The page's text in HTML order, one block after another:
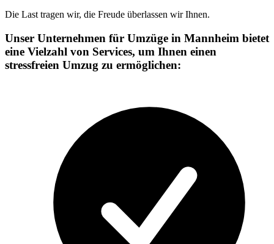
Die Last tragen wir, die Freude überlassen wir Ihnen.
Unser Unternehmen für Umzüge in Mannheim bietet
eine Vielzahl von Services, um Ihnen einen
stressfreien Umzug zu ermöglichen: